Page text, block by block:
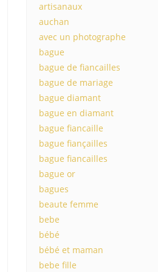
artisanaux
auchan
avec un photographe
bague
bague de fiancailles
bague de mariage
bague diamant
bague en diamant
bague fiancaille
bague fiançailles
bague fiancailles
bague or
bagues
beaute femme
bebe
bébé
bébé et maman
bebe fille